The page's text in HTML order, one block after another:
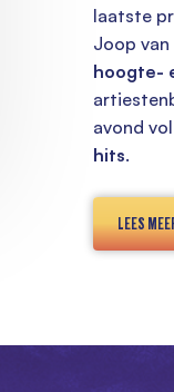
laatste
Joop van
hoogte-
avond vol
hits.
LEES